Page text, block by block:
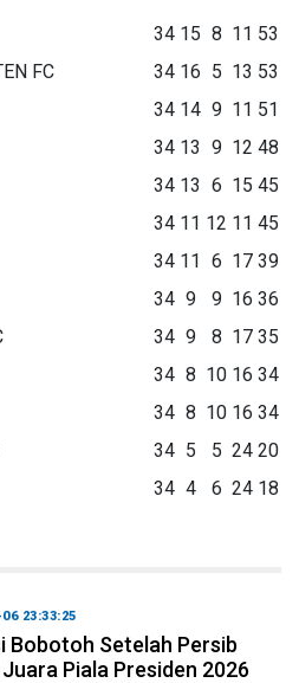
34 15 8 11 53
FC 34 16 5 13 53
34 14 9 11 51
34 13 9 12 48
34 13 6 15 45
34 11 12 11 45
34 11 6 17 39
34 9 9 16 36
34 9 8 17 35
34 8 10 16 34
34 8 10 16 34
34 5 5 24 20
34 4 6 24 18
23:33:25
Bobotoh Setelah Persib
Juara Piala Presiden 2026